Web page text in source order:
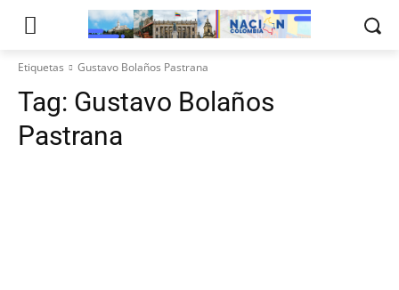
Etiquetas Gustavo Bolaños Pastrana
Tag: Gustavo Bolaños
Pastrana